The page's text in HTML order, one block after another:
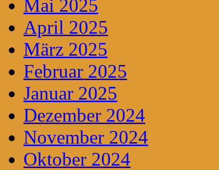
Mai 2025
April 2025
März 2025
Februar 2025
Januar 2025
Dezember 2024
November 2024
Oktober 2024